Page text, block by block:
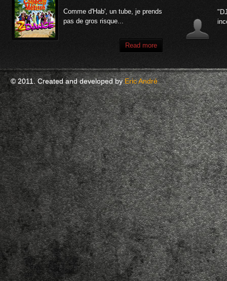
Comme d'Hab', un tube, je prends
pas de gros risque...
Read more
© 2011. Created and developed byEric André